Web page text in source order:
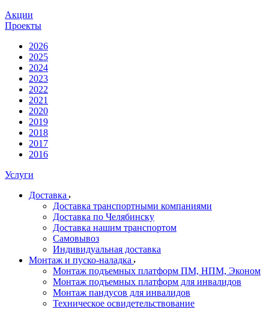
Акции
Проекты
2026
2025
2024
2023
2022
2021
2020
2019
2018
2017
2016
Услуги
Доставка
Доставка транспортными компаниями
Доставка по Челябинску
Доставка нашим транспортом
Самовывоз
Индивидуальная доставка
Монтаж и пуско-наладка
Монтаж подъемных платформ ПМ, НПМ, Эконом
Монтаж подъемных платформ для инвалидов
Монтаж пандусов для инвалидов
Техническое освидетельствование